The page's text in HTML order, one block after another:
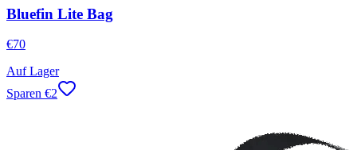
Bluefin Lite Bag
€70
Auf Lager
Sparen €2